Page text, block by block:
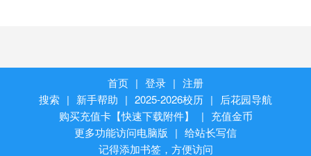
首页 | 登录 | 注册
搜索 | 新手帮助 | 2025-2026校历 |
后花园导航
购买充值卡【快速下载附件】
| 充值金币
更多功能访问电脑版 | 给站长写信
记得添加书签，方便访问